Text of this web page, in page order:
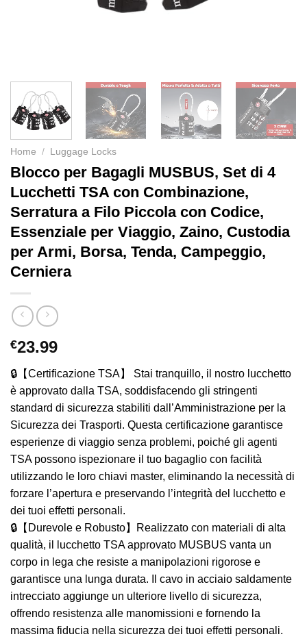
Home / Luggage Locks
Blocco per Bagagli MUSBUS, Set di 4
Lucchetti TSA con Combinazione,
Serratura a Filo Piccola con Codice,
Essenziale per Viaggio, Zaino, Custodia
per Armi, Borsa, Tenda, Campeggio,
Cerniera
€23.99
🔒【Certificazione TSA】 Stai tranquillo, il nostro lucchetto
è approvato dalla TSA, soddisfacendo gli stringenti
standard di sicurezza stabiliti dall’Amministrazione per la
Sicurezza dei Trasporti. Questa certificazione garantisce
esperienze di viaggio senza problemi, poiché gli agenti
TSA possono ispezionare il tuo bagaglio con facilità
utilizzando le loro chiavi master, eliminando la necessità di
forzare l’apertura e preservando l’integrità del lucchetto e
dei tuoi effetti personali.
🔒【Durevole e Robusto】Realizzato con materiali di alta
qualità, il lucchetto TSA approvato MUSBUS vanta un
corpo in lega che resiste a manipolazioni rigorose e
garantisce una lunga durata. Il cavo in acciaio saldamente
intrecciato aggiunge un ulteriore livello di sicurezza,
offrendo resistenza alle manomissioni e fornendo la
massima fiducia nella sicurezza dei tuoi effetti personali.